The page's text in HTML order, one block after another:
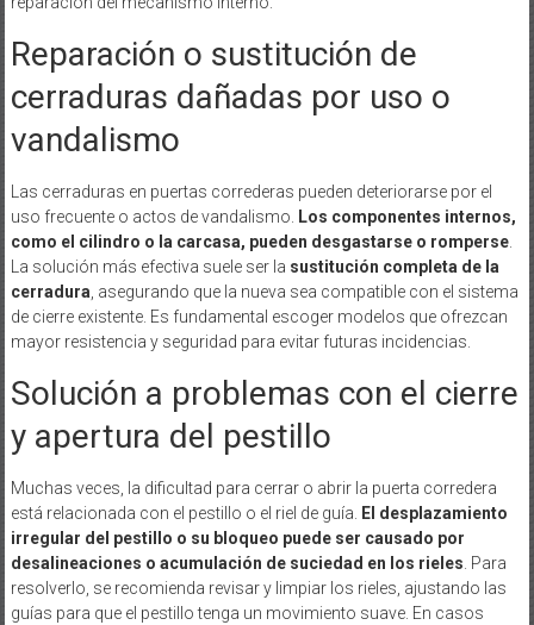
Reparación o sustitución de
cerraduras dañadas por uso o
vandalismo
Las cerraduras en puertas correderas pueden deteriorarse por el
uso frecuente o actos de vandalismo. Los componentes internos,
como el cilindro o la carcasa, pueden desgastarse o romperse.
La solución más efectiva suele ser la sustitución completa de la
cerradura, asegurando que la nueva sea compatible con el sistema
de cierre existente. Es fundamental escoger modelos que ofrezcan
mayor resistencia y seguridad para evitar futuras incidencias.
Solución a problemas con el cierre
y apertura del pestillo
Muchas veces, la dificultad para cerrar o abrir la puerta corredera
está relacionada con el pestillo o el riel de guía. El desplazamiento
irregular del pestillo o su bloqueo puede ser causado por
desalineaciones o acumulación de suciedad en los rieles. Para
resolverlo, se recomienda revisar y limpiar los rieles, ajustando las
guías para que el pestillo tenga un movimiento suave. En casos